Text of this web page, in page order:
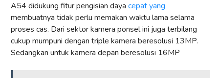
A54 didukung fitur pengisian daya cepat yang
membuatnya tidak perlu memakan waktu lama selama
proses cas. Dari sektor kamera ponsel ini juga terbilang
cukup mumpuni dengan triple kamera beresolusi 13MP.
Sedangkan untuk kamera depan beresolusi 16MP